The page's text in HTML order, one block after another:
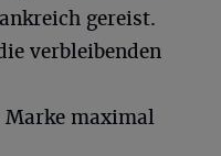
gereist.
verbleibenden
Marke maximal